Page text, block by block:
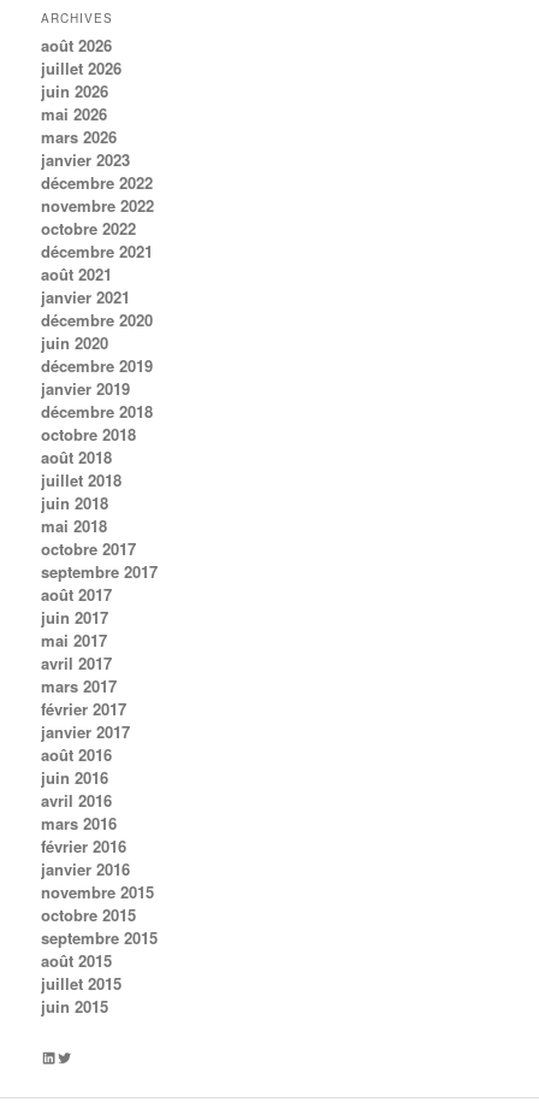
ARCHIVES
août 2026
juillet 2026
juin 2026
mai 2026
mars 2026
janvier 2023
décembre 2022
novembre 2022
octobre 2022
décembre 2021
août 2021
janvier 2021
décembre 2020
juin 2020
décembre 2019
janvier 2019
décembre 2018
octobre 2018
août 2018
juillet 2018
juin 2018
mai 2018
octobre 2017
septembre 2017
août 2017
juin 2017
mai 2017
avril 2017
mars 2017
février 2017
janvier 2017
août 2016
juin 2016
avril 2016
mars 2016
février 2016
janvier 2016
novembre 2015
octobre 2015
septembre 2015
août 2015
juillet 2015
juin 2015
LinkedIn Twitter